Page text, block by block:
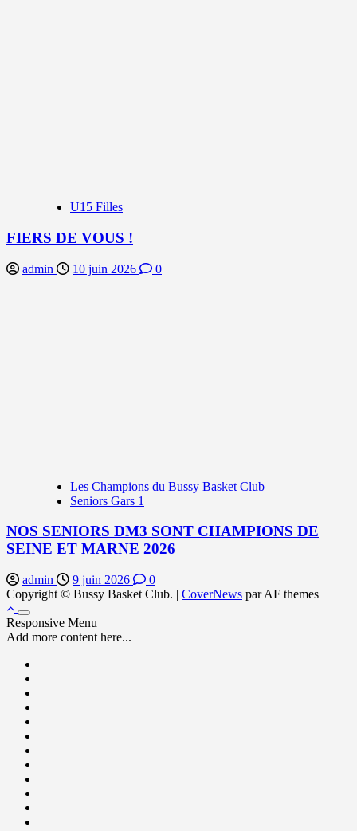
U15 Filles
FIERS DE VOUS !
admin 10 juin 2026 0
Les Champions du Bussy Basket Club
Seniors Gars 1
NOS SENIORS DM3 SONT CHAMPIONS DE
SEINE ET MARNE 2026
admin 9 juin 2026
0
Copyright © Bussy Basket Club. | CoverNews par AF themes
Responsive Menu
Add more content here...